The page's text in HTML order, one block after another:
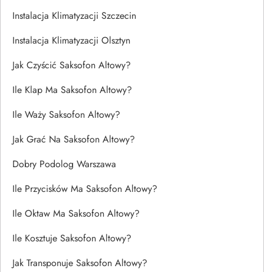
Instalacja Klimatyzacji Szczecin
Instalacja Klimatyzacji Olsztyn
Jak Czyścić Saksofon Altowy?
Ile Klap Ma Saksofon Altowy?
Ile Waży Saksofon Altowy?
Jak Grać Na Saksofon Altowy?
Dobry Podolog Warszawa
Ile Przycisków Ma Saksofon Altowy?
Ile Oktaw Ma Saksofon Altowy?
Ile Kosztuje Saksofon Altowy?
Jak Transponuje Saksofon Altowy?